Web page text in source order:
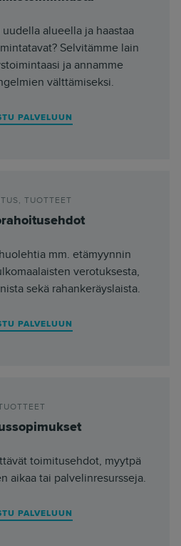
alueella ja haastaa
Selvitämme lain
ja annamme
välttämiseksi.
PALVELUUN
, TUOTTEET
mm. etämyynnin
verotuksesta,
sekä rahankeräyslaista.
PALVELUUN
toimitusehdot, myytpä
aikaa tai palvelinresursseja.
PALVELUUN